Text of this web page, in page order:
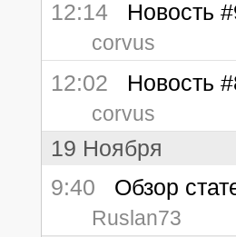
12:14 Новость
corvus
12:02 Новость
corvus
19 Ноября
9:40 Обзор
Ruslan73